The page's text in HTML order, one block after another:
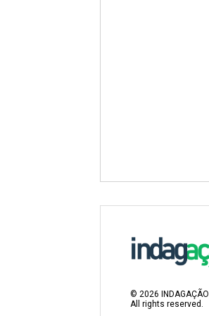
© 2026 INDAGAÇÃO
All rights reserved.